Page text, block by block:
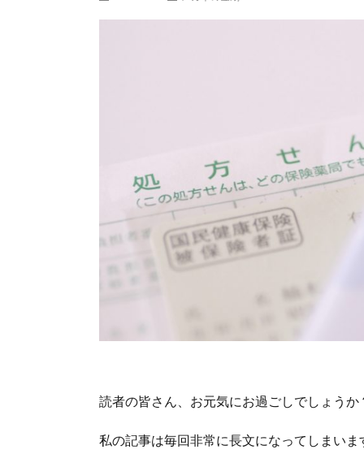
読者の皆さん、お元気にお過ごしでしょうか
私の記事は毎回非常に長文になってしまいま